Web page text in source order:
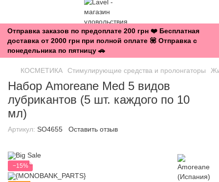
Отправка заказов по предоплате 200 грн ❤️ Бесплатная
доставка от 2000 грн при полной оплате 💟 Отправка с
понедельника по пятницу 🚗
КОСМЕТИКА Стимулирующие средства и пролонгаторы
Набор Amoreane Med 5 видов
лубрикантов (5 шт. каждого по 10
мл)
Артикул: SO4655 Оставить отзыв
−15%